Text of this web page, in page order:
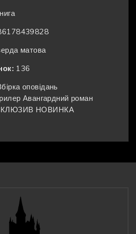
матова
136
оповідань
Авангардний роман
НОВИНКА